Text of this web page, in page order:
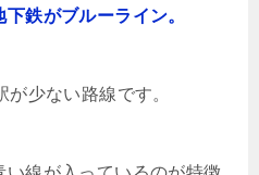
鉄がブルーライン。
少ない路線です。